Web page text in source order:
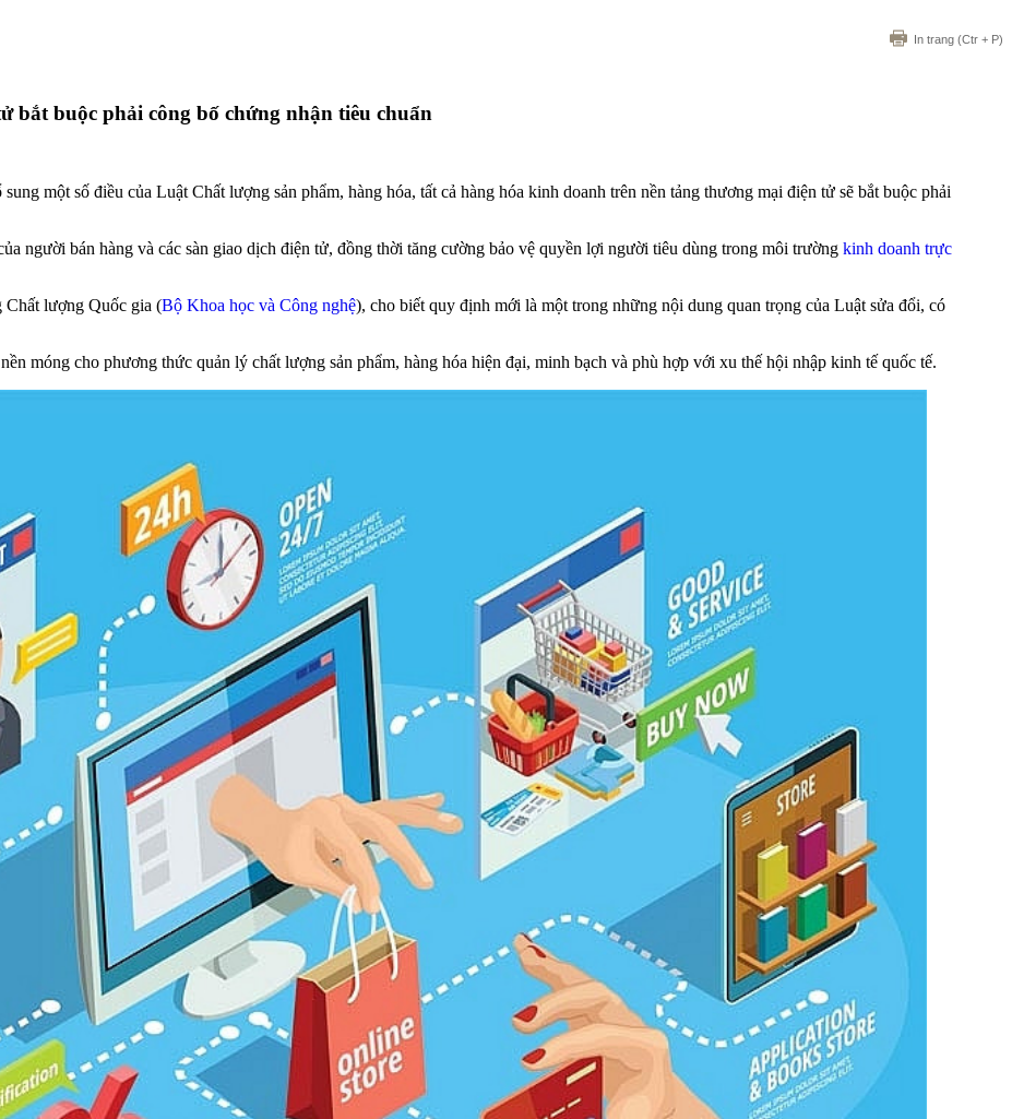
In trang (Ctr + P)
bắt buộc phải công bố chứng nhận tiêu chuẩn
một số điều của Luật Chất lượng sản phẩm, hàng hóa, tất cả hàng hóa kinh doanh trên nền tảng thương mại điện tử sẽ bắt buộc phải
người bán hàng và các sàn giao dịch điện tử, đồng thời tăng cường bảo vệ quyền lợi người tiêu dùng trong môi trường kinh doanh trực
lượng Quốc gia (Bộ Khoa học và Công nghệ), cho biết quy định mới là một trong những nội dung quan trọng của Luật sửa đổi, có
móng cho phương thức quản lý chất lượng sản phẩm, hàng hóa hiện đại, minh bạch và phù hợp với xu thế hội nhập kinh tế quốc tế.